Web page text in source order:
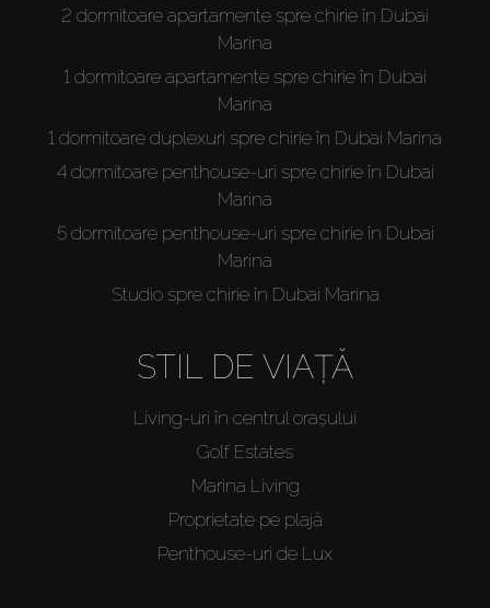
2 dormitoare apartamente spre chirie în Dubai
Marina
1 dormitoare apartamente spre chirie în Dubai
Marina
1 dormitoare duplexuri spre chirie în Dubai Marina
4 dormitoare penthouse-uri spre chirie în Dubai
Marina
5 dormitoare penthouse-uri spre chirie în Dubai
Marina
Studio spre chirie în Dubai Marina
STIL DE VIAȚĂ
Living-uri în centrul orașului
Golf Estates
Marina Living
Proprietate pe plajă
Penthouse-uri de Lux